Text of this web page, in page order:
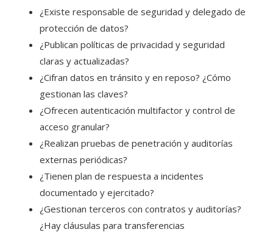
¿Existe responsable de seguridad y delegado de
protección de datos?
¿Publican políticas de privacidad y seguridad
claras y actualizadas?
¿Cifran datos en tránsito y en reposo? ¿Cómo
gestionan las claves?
¿Ofrecen autenticación multifactor y control de
acceso granular?
¿Realizan pruebas de penetración y auditorías
externas periódicas?
¿Tienen plan de respuesta a incidentes
documentado y ejercitado?
¿Gestionan terceros con contratos y auditorías?
¿Hay cláusulas para transferencias